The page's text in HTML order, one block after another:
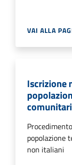
VAI ALLA
Iscrizione
popolazione
non italiani